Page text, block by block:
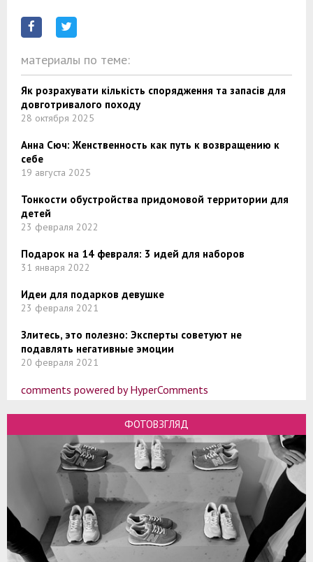
материалы по теме:
Як розрахувати кількість спорядження та запасів для
довготривалого походу
28 октября 2025
Анна Сюч: Женственность как путь к возвращению к
себе
19 августа 2025
Тонкости обустройства придомовой территории для
детей
23 февраля 2022
Подарок на 14 февраля: 3 идей для наборов
31 января 2022
Идеи для подарков девушке
23 февраля 2021
Злитесь, это полезно: Эксперты советуют не
подавлять негативные эмоции
20 февраля 2021
comments powered by HyperComments
ФОТОВЗГЛЯД